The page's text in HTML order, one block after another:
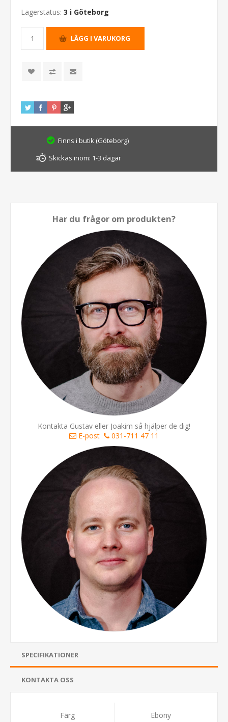
Lagerstatus: 3 i Göteborg
Finns i butik (Göteborg)
Skickas inom: 1-3 dagar
Har du frågor om produkten?
Kontakta Gustav eller Joakim så hjälper de dig!
E-post
031-711 47 11
SPECIFIKATIONER
KONTAKTA OSS
Färg Ebony